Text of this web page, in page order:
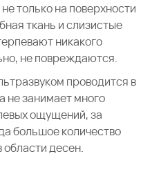
только на поверхности
ткань и слизистые
никакого
не повреждаются.
проводится в
не занимает много
ощущений, за
большое количество
области десен.